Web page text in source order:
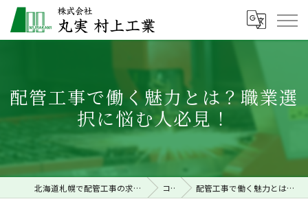
配管工事で働く魅力とは？職業選
択に悩む人必見！
北海道札幌で配管工事の求人なら株式会社丸実村上工業 コラム 配管工事で働く魅力とは？職業選択に悩む人必見！